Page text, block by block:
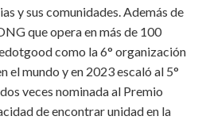
y sus comunidades. Además de
que opera en más de 100
como la 6° organización
el mundo y en 2023 escaló al 5°
veces nominada al Premio
de encontrar unidad en la